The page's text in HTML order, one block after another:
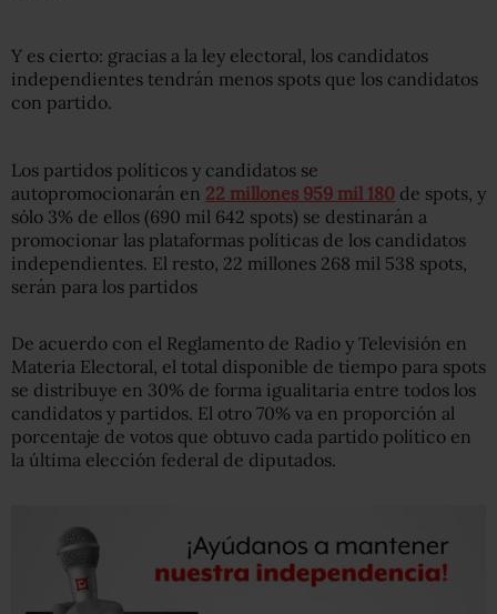
Y es cierto: gracias a la ley electoral, los candidatos
independientes tendrán menos spots que los candidatos
con partido.
Los partidos políticos y candidatos se
autopromocionarán en 22 millones 959 mil 180 de spots, y
sólo 3% de ellos (690 mil 642 spots) se destinarán a
promocionar las plataformas políticas de los candidatos
independientes. El resto, 22 millones 268 mil 538 spots,
serán para los partidos
De acuerdo con el Reglamento de Radio y Televisión en
Materia Electoral, el total disponible de tiempo para spots
se distribuye en 30% de forma igualitaria entre todos los
candidatos y partidos. El otro 70% va en proporción al
porcentaje de votos que obtuvo cada partido político en
la última elección federal de diputados.